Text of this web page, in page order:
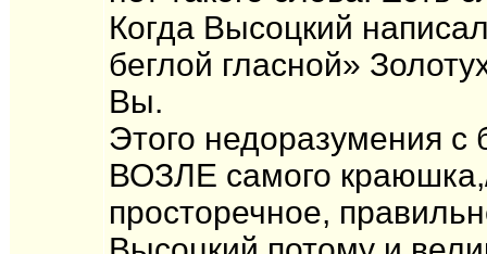
Когда Высоцкий
беглой гласной»
Вы.
Этого недоразумения
ВОЗЛЕ самого
просторечное,